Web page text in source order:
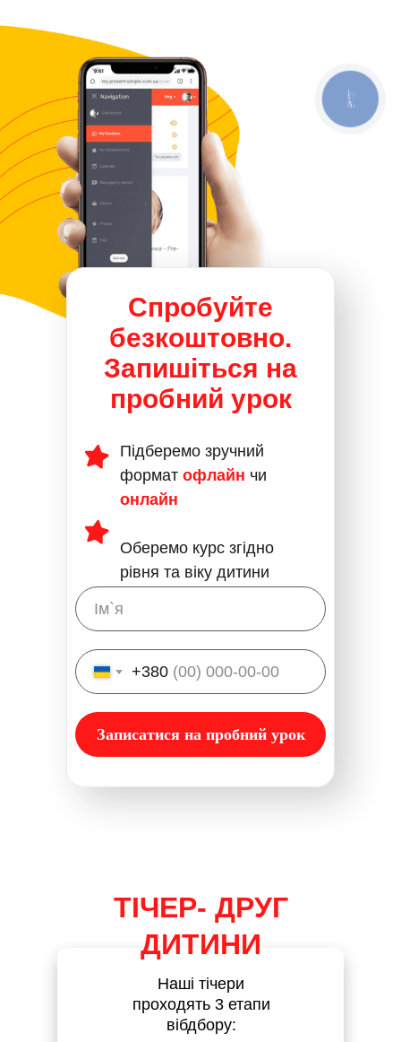
Підберемо зручний
формат офлайн чи
онлайн
Оберемо курс згідно
рівня та віку дитини
+380
Записатися на пробний урок
Спробуйте
безкоштовно.
Запишіться на
пробний урок
ТІЧЕР- ДРУГ
ДИТИНИ
Наші тічери
проходять 3 етапи
вібдбору: